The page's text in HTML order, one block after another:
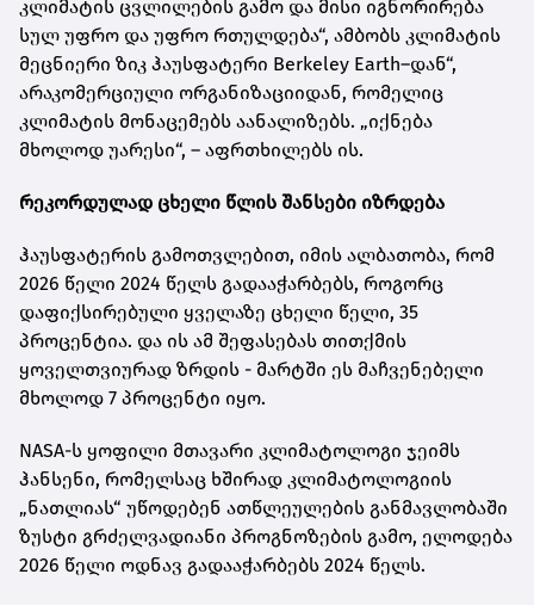
კლიმატის ცვლილების გამო და მისი იგნორირება
სულ უფრო და უფრო რთულდება“, ამბობს კლიმატის
მეცნიერი ზიკ ჰაუსფატერი Berkeley Earth–დან“,
არაკომერციული ორგანიზაციიდან, რომელიც
კლიმატის მონაცემებს აანალიზებს. „იქნება
მხოლოდ უარესი“, – აფრთხილებს ის.
რეკორდულად ცხელი წლის შანსები იზრდება
ჰაუსფატერის გამოთვლებით, იმის ალბათობა, რომ
2026 წელი 2024 წელს გადააჭარბებს, როგორც
დაფიქსირებული ყველაზე ცხელი წელი, 35
პროცენტია. და ის ამ შეფასებას თითქმის
ყოველთვიურად ზრდის - მარტში ეს მაჩვენებელი
მხოლოდ 7 პროცენტი იყო.
NASA-ს ყოფილი მთავარი კლიმატოლოგი ჯეიმს
ჰანსენი, რომელსაც ხშირად კლიმატოლოგიის
„ნათლიას“ უწოდებენ ათწლეულების განმავლობაში
ზუსტი გრძელვადიანი პროგნოზების გამო, ელოდება
2026 წელი ოდნავ გადააჭარბებს 2024 წელს.